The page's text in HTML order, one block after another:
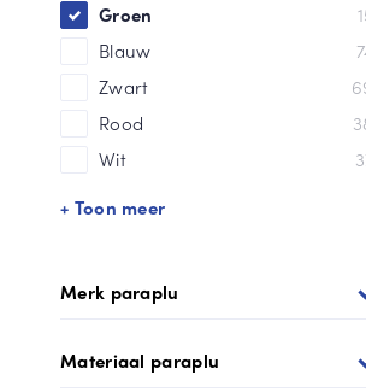
Blauw
Zwart
Rood
Wit
Groen
+ Toon meer
Merk paraplu
Materiaal paraplu